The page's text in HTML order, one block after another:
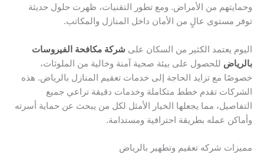
وحمايتهم من الأمراض. ومع تطور التقنيات، ظهرت حلول حديثة
توفر مستوى عالٍ من الأمان داخل المنازل والمكاتب.
اليوم يعتمد الكثير من السكان على شركة مكافحة الفيروسات
بالرياض للحصول على بيئة صحية آمنة وخالية من الملوثات،
خصوصًا مع تزايد الحاجة إلى خدمات تعقيم المنازل بالرياض. هذه
الشركات تقدم خطط متكاملة وخدمات دقيقة تراعي جميع
التفاصيل، مما يجعلها الخيار الأمثل لكل من يبحث عن حماية أسرته
وأماكن عمله بطريقة احترافية ومستدامة.
مميزات شركه تعقيم وتطهير بالرياض